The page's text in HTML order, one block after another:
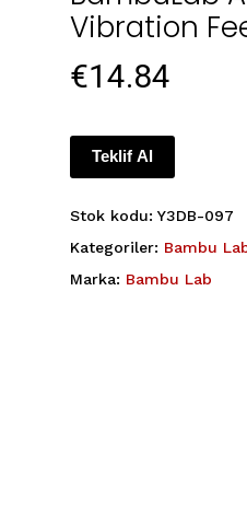
Vibration
€14.84
Teklif Al
Stok kodu: Y3DB-097
Kategoriler: Bambu
Marka: Bambu Lab